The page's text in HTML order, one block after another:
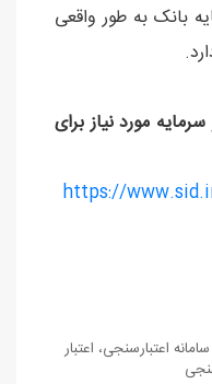
بانک به طور واقعی
رتبه بندی داخلی بال 2 و سرمايه مورد نياز برای
https://
سامانه اعتبارسنجی، اعتبار